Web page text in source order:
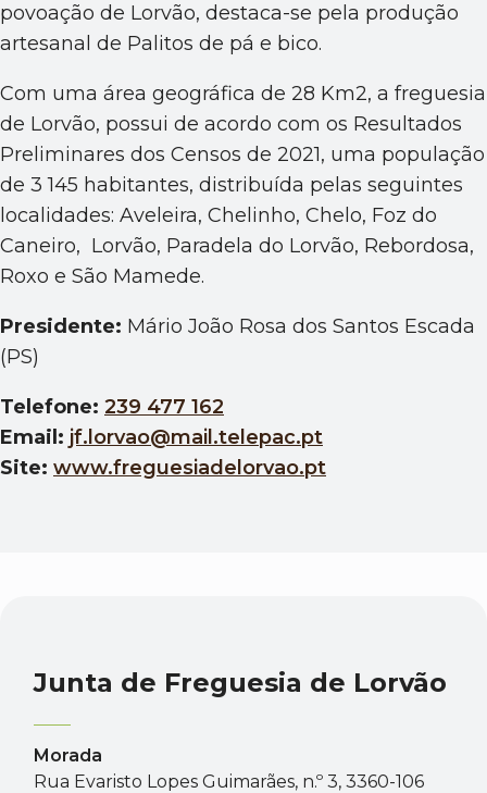
povoação de Lorvão, destaca-se pela produção
artesanal de Palitos de pá e bico.
Com uma área geográfica de 28 Km2, a freguesia
de Lorvão, possui de acordo com os Resultados
Preliminares dos Censos de 2021, uma população
de 3 145 habitantes, distribuída pelas seguintes
localidades: Aveleira, Chelinho, Chelo, Foz do
Caneiro, Lorvão, Paradela do Lorvão, Rebordosa,
Roxo e São Mamede.
Presidente: Mário João Rosa dos Santos Escada
(PS)
Telefone: 239 477 162
Email: jf.lorvao@mail.telepac.pt
Site: www.freguesiadelorvao.pt
Junta de Freguesia de Lorvão
Morada
Rua Evaristo Lopes Guimarães, n.º 3, 3360-106